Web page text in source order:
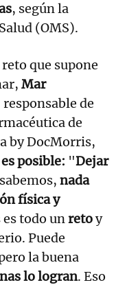
, según la
(OMS).
que supone
Mar
responsable de
de
by DocMorris,
es posible: "Dejar
nada
física y
todo unretoy
Puede
la buena
lo logran. Eso